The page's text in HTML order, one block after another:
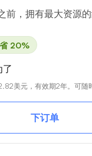
前，拥有最大资源的
20%
美元，有效期2年。可随
下订单